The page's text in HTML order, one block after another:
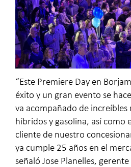
“Este Premiere Day en
éxito y un gran evento se
va acompañado de increíbles
híbridos y gasolina, así como
cliente de nuestro
ya cumple 25 años en el
señaló Jose Planelles,